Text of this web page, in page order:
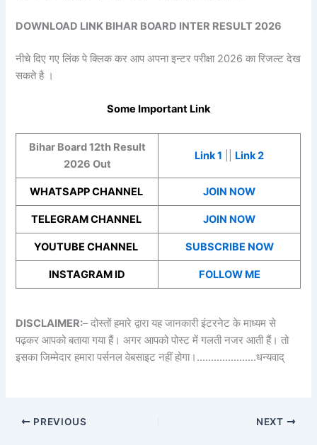
DOWNLOAD LINK BIHAR BOARD INTER RESULT 2026
नीचे दिए गए लिंक पे क्लिक कर आप अपना इन्टर परीक्षा 2026 का रिजल्ट देख
सकते है ।
Some Important Link
Bihar Board 12th Result
2026 Out
Link 1 Link 2
WHATSAPP CHANNEL JOIN NOW
TELEGRAM CHANNEL JOIN NOW
YOUTUBE CHANNEL SUBSCRIBE NOW
INSTAGRAM ID FOLLOW ME
DISCLAIMER:– दोस्तों हमारे द्वारा यह जानकारी इंटरनेट के माध्यम से
पढ़कर आपको बताया गया हैं। अगर आपको पोस्ट में गलती नजर आती हैं। तो
इसका जिम्मेदार हमारा पर्सनल वेबसाइट नहीं होगा।…………………धन्यवाद्
PREVIOUS NEXT